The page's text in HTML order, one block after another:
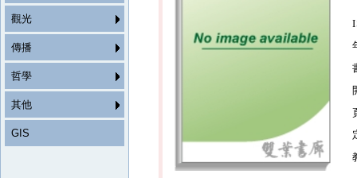
觀光
傳播
哲學
其他
GIS